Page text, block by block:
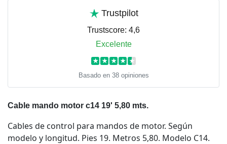
Trustpilot
Trustscore: 4,6
Excelente
★ ★ ★ ★ ★
Basado en 38 opiniones
Cable mando motor c14 19' 5,80 mts.
Cables de control para mandos de motor. Según
modelo y longitud. Pies 19. Metros 5,80. Modelo C14.